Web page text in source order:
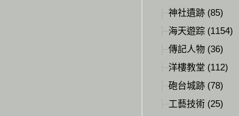
神社遺跡 (85)
海天遊踪 (1154)
傳記人物 (36)
洋樓教堂 (112)
砲台城跡 (78)
工藝技術 (25)